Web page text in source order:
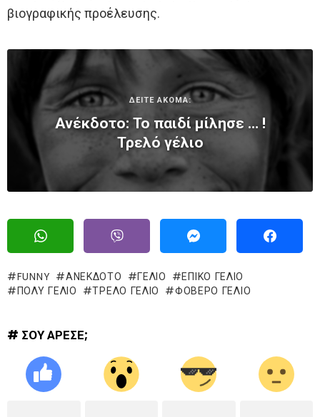
βιογραφικής προέλευσης.
ΔΕΙΤΕ ΑΚΟΜΑ:
Ανέκδοτο: Το παιδί μίλησε … !
Τρελό γέλιο
FUNNY ΑΝΕΚΔΟΤΟ ΓΈΛΙΟ
ΕΠΙΚΌ ΓΈΛΙΟ
ΠΟΛΥ ΓΕΛΙΟ
ΤΡΕΛΌ ΓΈΛΙΟ ΦΟΒΕΡΟ ΓΕΛΙΟ
# ΣΟΥ ΑΡΕΣΕ;